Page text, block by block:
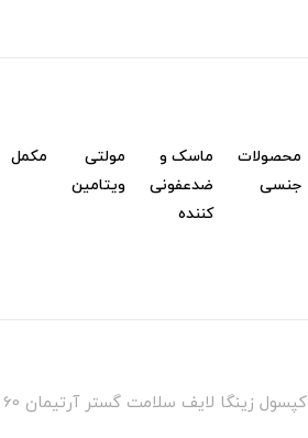
محصولات
جنسی
ماسک و
ضدعفونی
کننده
مولتی
ویتامین
مکمل
کپسول زینگا لایف سلامت گستر آرتیمان 60 عدد Salamat Gostar Artiman Zinga Life 60 Caps